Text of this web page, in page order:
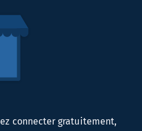
connecter gratuitement,